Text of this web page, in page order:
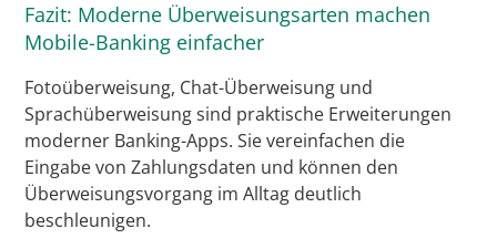
Fazit: Moderne Überweisungsarten machen
Mobile-Banking einfacher
Fotoüberweisung, Chat-Überweisung und
Sprachüberweisung sind praktische Erweiterungen
moderner Banking-Apps. Sie vereinfachen die
Eingabe von Zahlungsdaten und können den
Überweisungsvorgang im Alltag deutlich
beschleunigen.